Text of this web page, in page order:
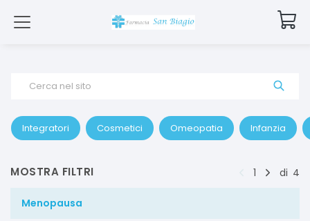
Cerca nel sito
Integratori Cosmetici Omeopatia Infanzia
MOSTRA FILTRI 1 di 4
Menopausa